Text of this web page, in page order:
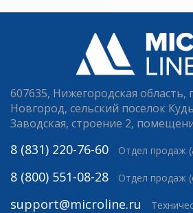
607635, Нижегородская область,
Новгород, сельский поселок
Заводская, строение 2,
8 (831) 220-76-60 Отдел продаж
8 (800) 551-08-28 Отдел продаж
support@microline.ru